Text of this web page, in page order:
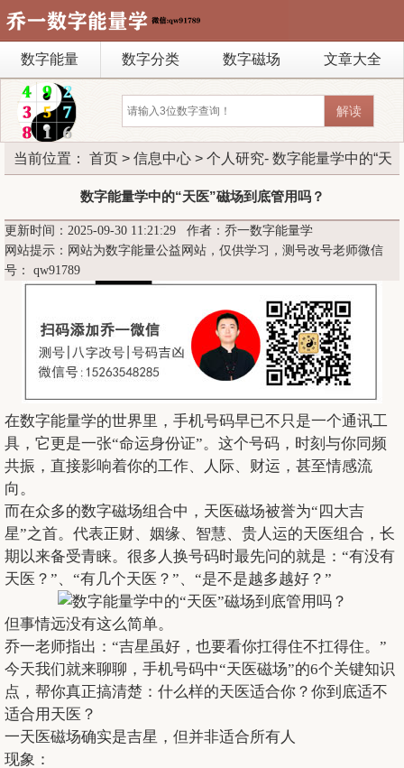
数字能量 数字分类 数字磁场 文章大全
当前位置： 首页 > 信息中心 > 个人研究- 数字能量学中的“天
医”磁场到底管用吗？
数字能量学中的“天医”磁场到底管用吗？
更新时间：2025-09-30 11:21:29 作者：乔一数字能量学
网站提示：网站为数字能量公益网站，仅供学习，测号改号老师微信
号： qw91789
在数字能量学的世界里，手机号码早已不只是一个通讯工
具，它更是一张“命运身份证”。这个号码，时刻与你同频
共振，直接影响着你的工作、人际、财运，甚至情感流
向。
而在众多的数字磁场组合中，天医磁场被誉为“四大吉
星”之首。代表正财、姻缘、智慧、贵人运的天医组合，长
期以来备受青睐。很多人换号码时最先问的就是：“有没有
天医？”、“有几个天医？”、“是不是越多越好？”
但事情远没有这么简单。
乔一老师指出：“吉星虽好，也要看你扛得住不扛得住。”
今天我们就来聊聊，手机号码中“天医磁场”的6个关键知识
点，帮你真正搞清楚：什么样的天医适合你？你到底适不
适合用天医？
一天医磁场确实是吉星，但并非适合所有人
现象：